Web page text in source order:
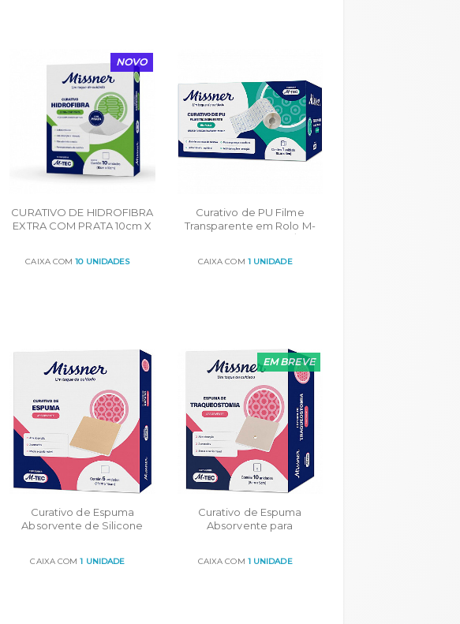
NOVO
CURATIVO DE HIDROFIBRA
EXTRA COM PRATA 10cm X
CAIXA COM 10 UNIDADES
Curativo de PU Filme
Transparente em Rolo M-
CAIXA COM 1 UNIDADE
Curativo de Espuma
Absorvente de Silicone
CAIXA COM 1 UNIDADE
EM BREVE
Curativo de Espuma
Absorvente para
unidades
CAIXA COM 1 UNIDADE